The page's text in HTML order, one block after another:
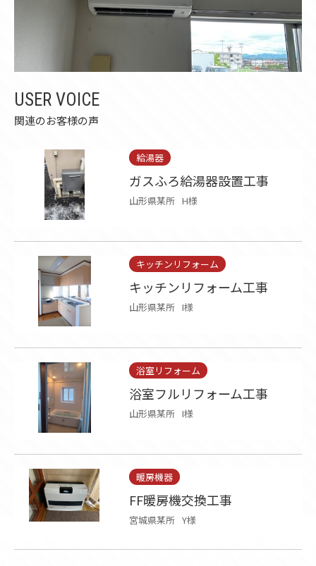
USER VOICE
関連のお客様の声
給湯器
ガスふろ給湯器設置工事
山形県某所 H様
キッチンリフォーム
キッチンリフォーム工事
山形県某所 I様
浴室リフォーム
浴室フルリフォーム工事
山形県某所 I様
暖房機器
FF暖房機交換工事
宮城県某所 Y様